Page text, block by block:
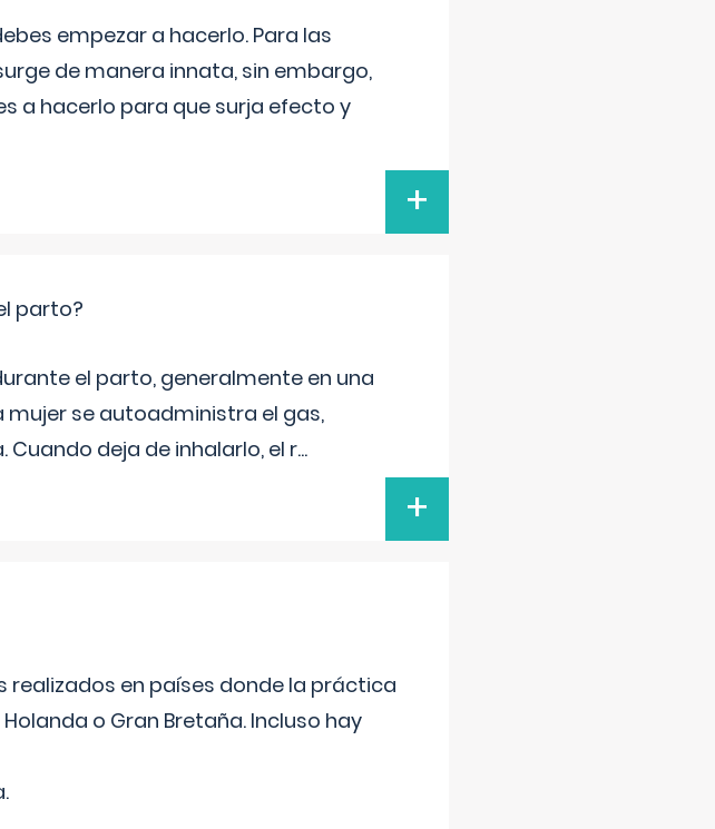
empezar a hacerlo. Para las
de manera innata, sin embargo,
a hacerlo para que surja efecto y
+
parto?
el parto, generalmente en una
mujer se autoadministra el gas,
deja de inhalarlo, el r...
+
realizados en países donde la práctica
o Gran Bretaña. Incluso hay